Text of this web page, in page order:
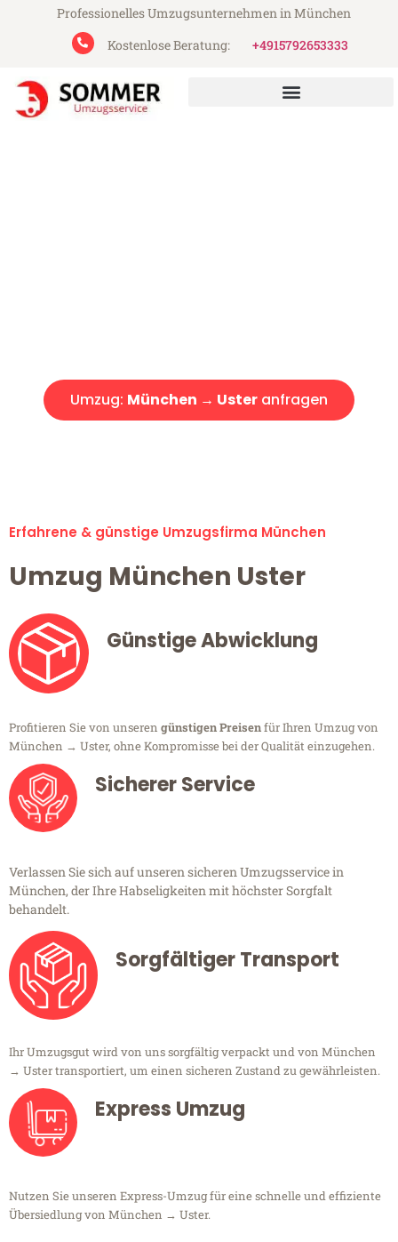
Professionelles Umzugsunternehmen in München
Kostenlose Beratung:
+4915792653333
Umzug: München → Uster anfragen
Erfahrene & günstige Umzugsfirma München
Umzug München Uster
Günstige Abwicklung
Profitieren Sie von unseren günstigen Preisenfür Ihren Umzug von
München → Uster, ohne Kompromisse bei der Qualität einzugehen.
Sicherer Service
Verlassen Sie sich auf unseren sicheren Umzugsservice in
München, der Ihre Habseligkeiten mit höchster Sorgfalt
behandelt.
Sorgfältiger Transport
Ihr Umzugsgut wird von uns sorgfältig verpackt und von München
→ Uster transportiert, um einen sicheren Zustand zu gewährleisten.
Express Umzug
Nutzen Sie unseren Express-Umzug für eine schnelle und effiziente
Übersiedlung von München → Uster.